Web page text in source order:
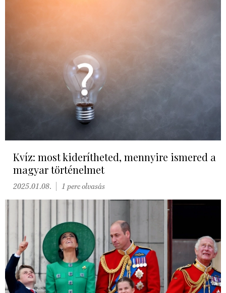
Kvíz: most kiderítheted, mennyire ismered a
magyar történelmet
2025.01.08. 1 perc olvasás